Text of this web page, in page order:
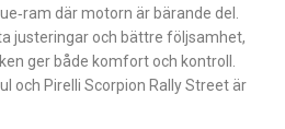
där motorn är bärande del.
justeringar och bättre följsamhet,
ger både komfort och kontroll.
och Pirelli Scorpion Rally Street är